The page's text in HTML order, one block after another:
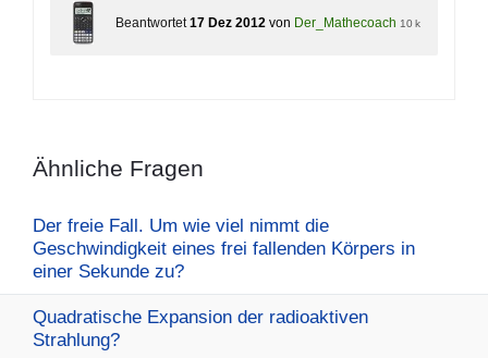
Beantwortet 17 Dez 2012 von Der_Mathecoach 10 k
Ähnliche Fragen
Der freie Fall. Um wie viel nimmt die
Geschwindigkeit eines frei fallenden Körpers in
einer Sekunde zu?
Quadratische Expansion der radioaktiven
Strahlung?